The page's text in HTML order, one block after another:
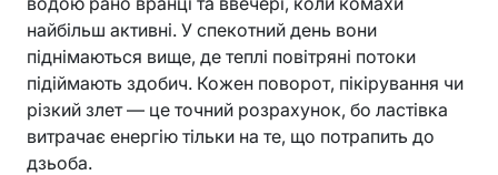
найбільш активні. У спекотний день вони
піднімаються вище, де теплі повітряні потоки
підіймають здобич. Кожен поворот, пікірування чи
різкий злет — це точний розрахунок, бо ластівка
витрачає енергію тільки на те, що потрапить до
дзьоба.